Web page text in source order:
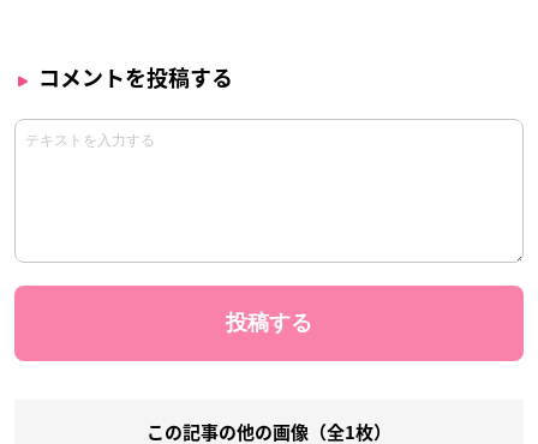
コメントを投稿する
この記事の他の画像（全1枚）